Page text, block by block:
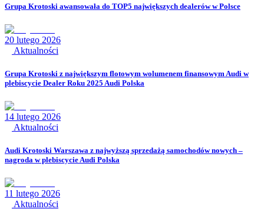
Grupa Krotoski awansowała do TOP5 największych dealerów w Polsce
20 lutego 2026
Aktualności
Grupa Krotoski z największym flotowym wolumenem finansowym Audi w
plebiscycie Dealer Roku 2025 Audi Polska
14 lutego 2026
Aktualności
Audi Krotoski Warszawa z najwyższą sprzedażą samochodów nowych –
nagroda w plebiscycie Audi Polska
11 lutego 2026
Aktualności